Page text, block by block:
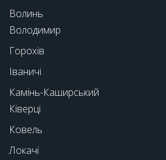
Волинь
Володимир
Горохів
Іваничі
Камінь-Каширський
Ківерці
Ковель
Локачі